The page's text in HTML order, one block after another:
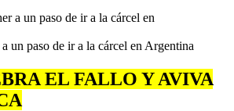
un paso de ir a la cárcel en Argentina
EL FALLO Y AVIVA